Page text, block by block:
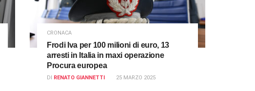
CRONACA
Frodi Iva per 100 milioni di euro, 13
arresti in Italia in maxi operazione
Procura europea
DI RENATO GIANNETTI 25 MARZO 2025